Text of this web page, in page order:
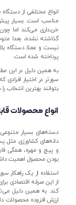
انواع مختلفی از دستگاه
مناسب است. بسیار
خریداری می‌کند اما
گذاشته نشده، بعدا
نیست و عملا دستگاه
پرداخته شده است.
به همین دلیل در این
سورتر در اختیار افرادی
بتوانند بهترین انتخاب
انواع محصولات
دسته‌های بسیار
دانه‌های کشاورزی مثل
و پیچ و مهره، همگی
بودن محصول اهمیت
استفاده از یک راهکار
از این صرفه اقتصادی
کند. به همین دلیل
ارزش افزوده محصولات